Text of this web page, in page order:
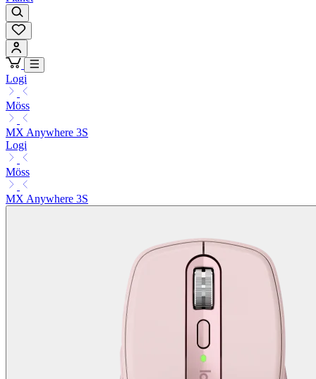
Logi
Möss
MX Anywhere 3S
Logi
Möss
MX Anywhere 3S